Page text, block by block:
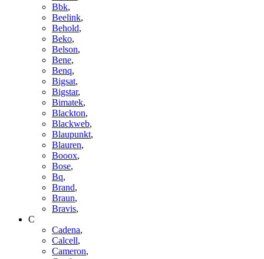
Bbk,
Beelink,
Behold,
Beko,
Belson,
Bene,
Benq,
Bigsat,
Bigstar,
Bimatek,
Blackton,
Blackweb,
Blaupunkt,
Blauren,
Booox,
Bose,
Bq,
Brand,
Braun,
Bravis,
C
Cadena,
Calcell,
Cameron,